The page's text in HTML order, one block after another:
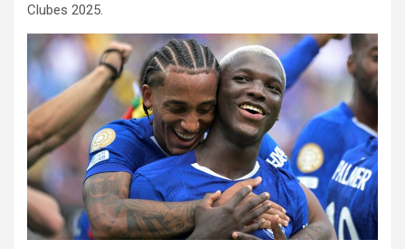
Clubes 2025.